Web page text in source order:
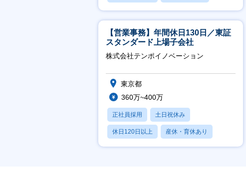
産休・育休あり
【営業事務】年間休日130日／東証
スタンダード上場子会社
株式会社テンポイノベーション
東京都
360万~400万
正社員採用 土日祝休み
休日120日以上 産休・育休あり
賞与あり